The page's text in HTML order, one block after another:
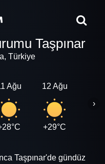
Taşpınar
Türkiye
Ağu 12 Ağu
+29°C
›
Taşpınar'de gündüz